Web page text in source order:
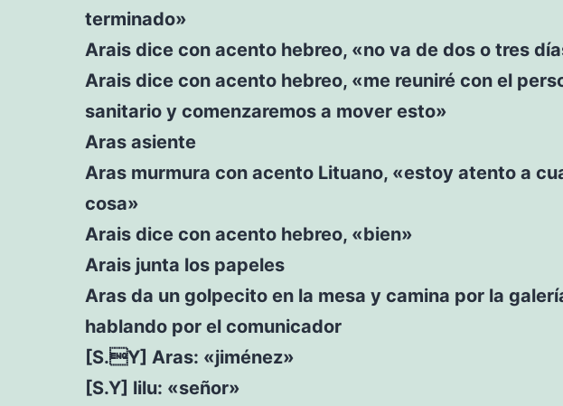
terminado»
Arais dice con acento hebreo, «no va de dos o tres
Arais dice con acento hebreo, «me reuniré con el
sanitario y comenzaremos a mover esto»
Aras asiente
Aras murmura con acento Lituano, «estoy atento a
cosa»
Arais dice con acento hebreo, «bien»
Arais junta los papeles
Aras da un golpecito en la mesa y camina por la
hablando por el comunicador
[S.Y] Aras: «jiménez»
[S.Y] lilu: «señor»